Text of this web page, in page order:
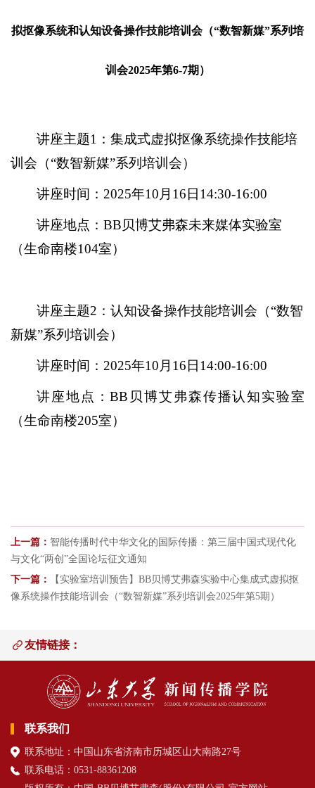
拟抠像系统和认知设备操作技能培训会（“数智新媒”系列培
训会2025年第6-7期）
讲座主题1：集成式虚拟抠像系统操作技能培
训会（“数智新媒”系列培训会）
讲座时间：2025年10月16日14:30-16:00
讲座地点：BB贝博艾弗森未来媒体实验室
（生命南楼104室）
讲座主题2：认知设备操作技能培训会（“数智
新媒”系列培训会）
讲座时间：2025年10月16日14:00-16:00
讲座地点：BB贝博艾弗森传播认知实验室
（生命南楼205室）
上一篇： 智能传播时代中华文化的国际传播：第三届中国式现代化
与文化“两创”全国论坛征文通知
下一篇：
【实验室培训预告】BB贝博艾弗森实验中心集成式虚拟抠
像系统操作技能培训会（“数智新媒”系列培训会2025年第5期）
友情链接：
联系我们
联系地址：中国山东省济南市历城区山大南路27号
联系电话：0531-88361208